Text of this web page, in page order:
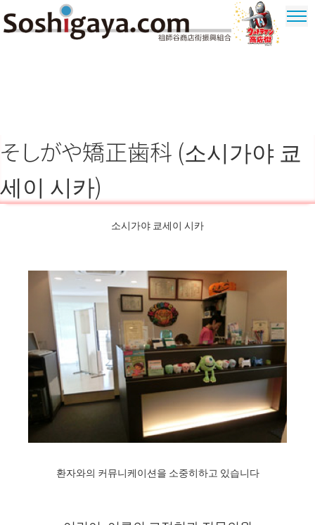
そしがや矯正歯科 (소시가야 쿄
세이 시카)
소시가야 쿄세이 시카
환자와의 커뮤니케이션을 소중히하고 있습니다